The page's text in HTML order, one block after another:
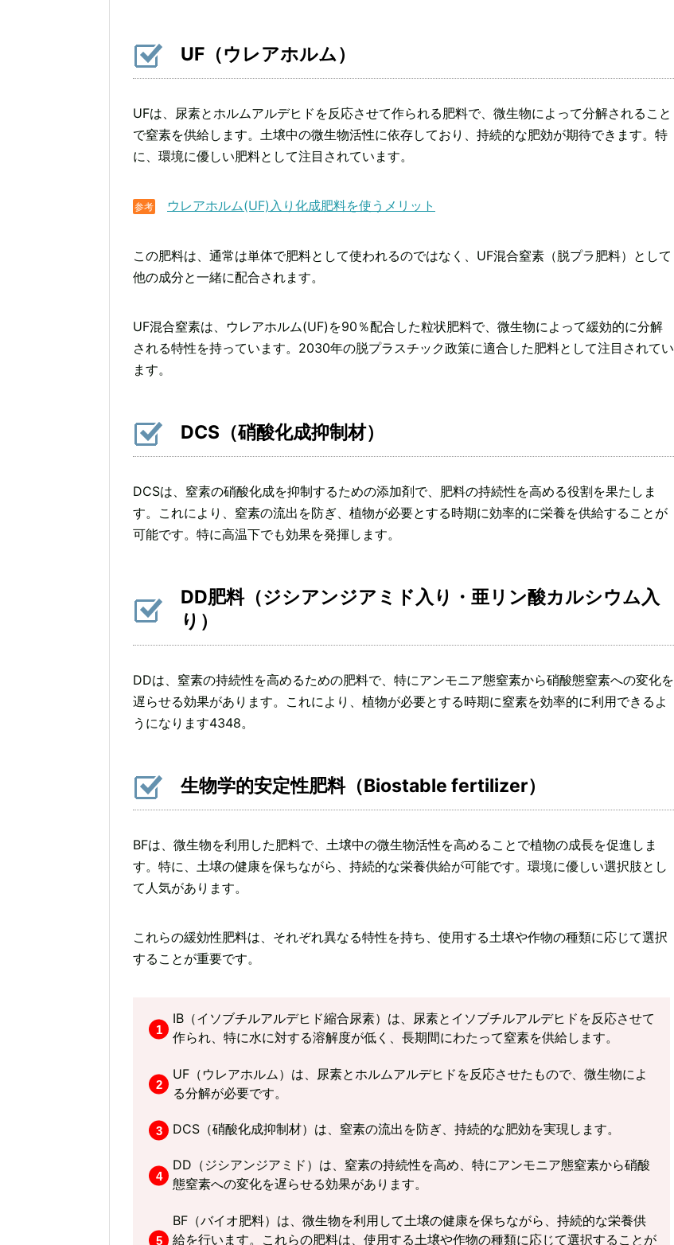
UF（ウレアホルム）
UFは、尿素とホルムアルデヒドを反応させて作られる肥料で、微生物によって分解されること
で窒素を供給します。土壌中の微生物活性に依存しており、持続的な肥効が期待できます。特
に、環境に優しい肥料として注目されています。
参考 ウレアホルム(UF)入り化成肥料を使うメリット
この肥料は、通常は単体で肥料として使われるのではなく、UF混合窒素（脱プラ肥料）として
他の成分と一緒に配合されます。
UF混合窒素は、ウレアホルム(UF)を90％配合した粒状肥料で、微生物によって緩効的に分解
される特性を持っています。2030年の脱プラスチック政策に適合した肥料として注目されてい
ます。
DCS（硝酸化成抑制材）
DCSは、窒素の硝酸化成を抑制するための添加剤で、肥料の持続性を高める役割を果たしま
す。これにより、窒素の流出を防ぎ、植物が必要とする時期に効率的に栄養を供給することが
可能です。特に高温下でも効果を発揮します。
DD肥料（ジシアンジアミド入り・亜リン酸カルシウム入
り）
DDは、窒素の持続性を高めるための肥料で、特にアンモニア態窒素から硝酸態窒素への変化を
遅らせる効果があります。これにより、植物が必要とする時期に窒素を効率的に利用できるよ
うになります4348。
生物学的安定性肥料（Biostable fertilizer）
BFは、微生物を利用した肥料で、土壌中の微生物活性を高めることで植物の成長を促進しま
す。特に、土壌の健康を保ちながら、持続的な栄養供給が可能です。環境に優しい選択肢とし
て人気があります。
これらの緩効性肥料は、それぞれ異なる特性を持ち、使用する土壌や作物の種類に応じて選択
することが重要です。
IB（イソブチルアルデヒド縮合尿素）は、尿素とイソブチルアルデヒドを反応させて
作られ、特に水に対する溶解度が低く、長期間にわたって窒素を供給します。
UF（ウレアホルム）は、尿素とホルムアルデヒドを反応させたもので、微生物によ
る分解が必要です。
DCS（硝酸化成抑制材）は、窒素の流出を防ぎ、持続的な肥効を実現します。
DD（ジシアンジアミド）は、窒素の持続性を高め、特にアンモニア態窒素から硝酸
態窒素への変化を遅らせる効果があります。
BF（バイオ肥料）は、微生物を利用して土壌の健康を保ちながら、持続的な栄養供
給を行います。これらの肥料は、使用する土壌や作物の種類に応じて選択することが